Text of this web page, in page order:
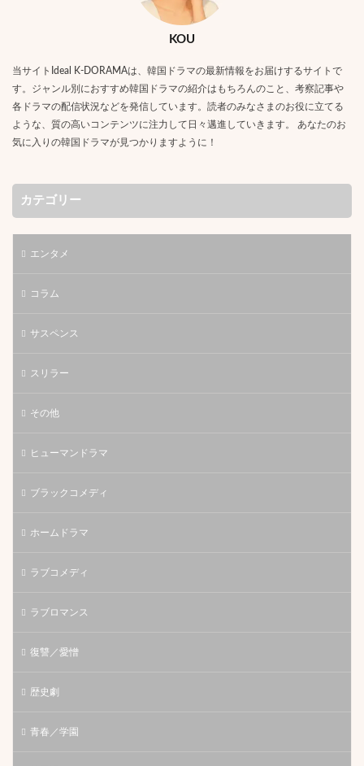
KOU
当サイトIdeal K-DORAMAは、韓国ドラマの最新情報をお届けするサイトで
す。ジャンル別におすすめ韓国ドラマの紹介はもちろんのこと、考察記事や
各ドラマの配信状況などを発信しています。読者のみなさまのお役に立てる
ような、質の高いコンテンツに注力して日々邁進していきます。 あなたのお
気に入りの韓国ドラマが見つかりますように！
カテゴリー
エンタメ
コラム
サスペンス
スリラー
その他
ヒューマンドラマ
ブラックコメディ
ホームドラマ
ラブコメディ
ラブロマンス
復讐／愛憎
歴史劇
青春／学園